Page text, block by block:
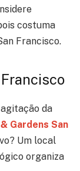
costuma
Francisco.
da
Gardens San
Um local
organiza